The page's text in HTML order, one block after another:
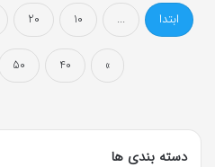
ابتدا ...
10
20
»
40
50
دسته بندی ها